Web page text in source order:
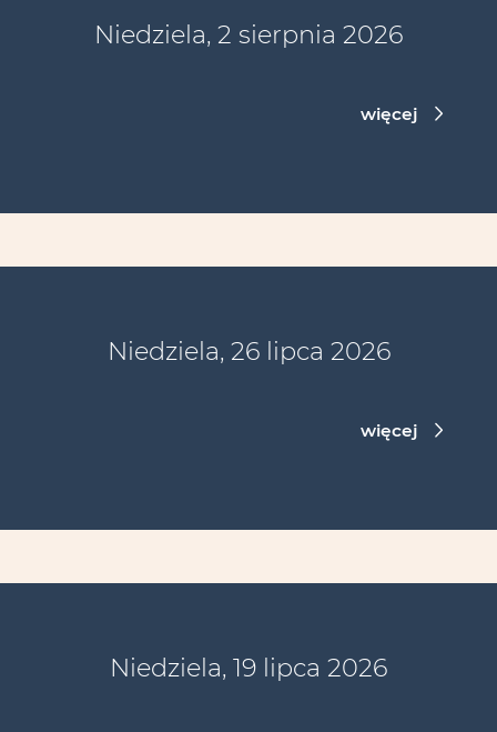
Niedziela, 2 sierpnia 2026
więcej
Niedziela, 26 lipca 2026
więcej
Niedziela, 19 lipca 2026